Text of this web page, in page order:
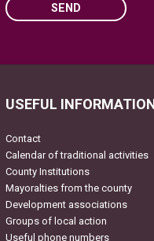
SEND
USEFUL
Contact
Calendar of traditional activities
County Institutions
Mayoralties from the county
Development associations
Groups of local action
Useful phone numbers